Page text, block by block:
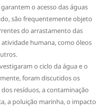
o acesso das águas
são frequentemente objeto
do arrastamento das
humana, como óleos
o ciclo da água e o
foram discutidos os
resíduos, a contaminação
a poluição marinha, o impacto